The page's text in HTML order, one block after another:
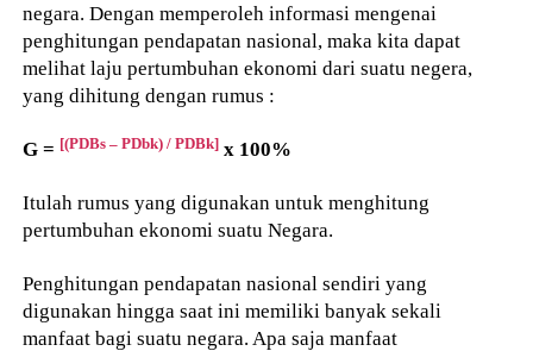
negara. Dengan memperoleh informasi mengenai
penghitungan pendapatan nasional, maka kita dapat
melihat laju pertumbuhan ekonomi dari suatu negera,
yang dihitung dengan rumus :
G = [(PDBs – PDbk) / PDBk] x 100%
Itulah rumus yang digunakan untuk menghitung
pertumbuhan ekonomi suatu Negara.
Penghitungan pendapatan nasional sendiri yang
digunakan hingga saat ini memiliki banyak sekali
manfaat bagi suatu negara. Apa saja manfaat